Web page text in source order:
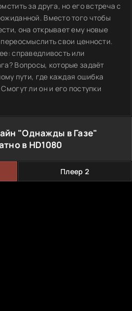
за друга, но его встреча с
Вместо того чтобы
она открывает ему новые
свои ценности.
справедливость или
Вопросы, которые задаёт
пути, где каждая ошибка
ли он и его поступки
"Однажды в Газе"
в HD1080
Плеер 2